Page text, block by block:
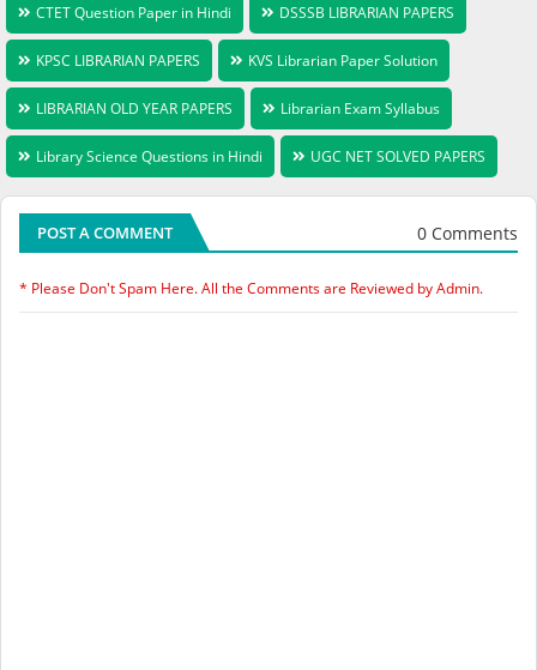
CTET Question Paper in Hindi DSSSB LIBRARIAN PAPERS
KPSC LIBRARIAN PAPERS KVS Librarian Paper Solution
LIBRARIAN OLD YEAR PAPERS Librarian Exam Syllabus
Library Science Questions in Hindi UGC NET SOLVED PAPERS
POST A COMMENT 0 Comments
* Please Don't Spam Here. All the Comments are Reviewed by Admin.